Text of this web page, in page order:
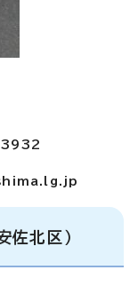
佐北区）